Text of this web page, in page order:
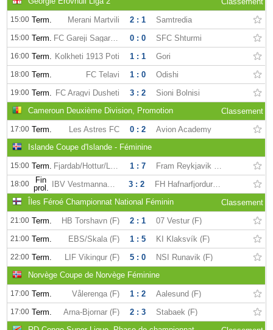
15:00 Term. Merani Martvili 2 : 1 Samtredia
15:00 Term. FC Gareji Sagarejo 0 : 0 SFC Shturmi
16:00 Term. Kolkheti 1913 Poti 1 : 1 Gori
18:00 Term. FC Telavi 1 : 0 Odishi
19:00 Term. FC Aragvi Dusheti 3 : 2
Sioni Bolnisi
Cameroun Deuxième Division, Promotion
Classement
17:00 Term. Les Astres FC 0 : 2
Avion Academy
Islande Coupe d'Islande - Féminine
15:00 Term. Fjardab/Hottur/Leiknir (F) 1 : 7 Fram Reykjavik (F)
18:00
Fin
prol.
IBV Vestmannaeyjar (F) 3 : 2
FH Hafnarfjordur (F)
Îles Féroé Championnat National Féminin
Classement
21:00 Term. HB Torshavn (F) 2 : 1 07 Vestur (F)
21:00 Term. EBS/Skala (F) 1 : 5 KÍ Klaksvík (F)
22:00 Term. LIF Vikingur (F) 5 : 0
NSI Runavik (F)
Norvège Coupe de Norvège Féminine
17:00 Term. Vålerenga (F) 1 : 2 Aalesund (F)
17:00 Term. Arna-Bjornar (F) 2 : 3
Stabaek (F)